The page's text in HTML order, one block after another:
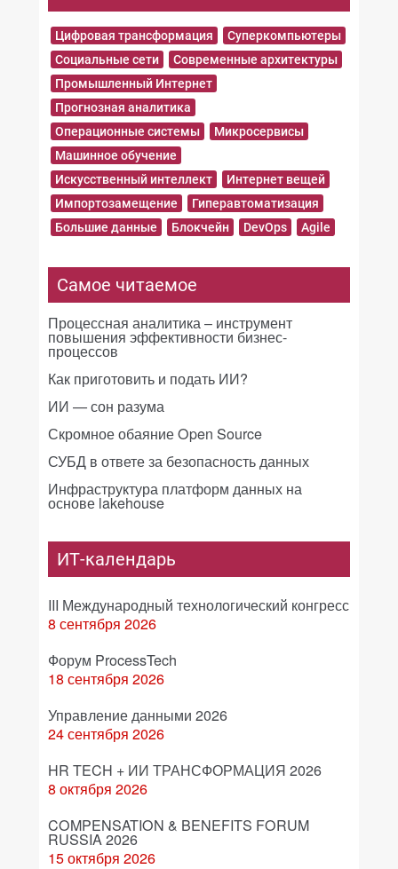
Цифровая трансформация
Суперкомпьютеры
Социальные сети
Современные архитектуры
Промышленный Интернет
Прогнозная аналитика
Операционные системы
Микросервисы
Машинное обучение
Искусственный интеллект
Интернет вещей
Импортозамещение
Гиперавтоматизация
Большие данные
Блокчейн DevOps Agile
Самое читаемое
Процессная аналитика – инструмент
повышения эффективности бизнес-
процессов
Как приготовить и подать ИИ?
ИИ — сон разума
Скромное обаяние Open Source
СУБД в ответе за безопасность данных
Инфраструктура платформ данных на
основе lakehouse
ИТ-календарь
III Международный технологический конгресс
8 сентября 2026
Форум ProcessTech
18 сентября 2026
Управление данными 2026
24 сентября 2026
HR TECH + ИИ ТРАНСФОРМАЦИЯ 2026
8 октября 2026
COMPENSATION & BENEFITS FORUM
RUSSIA 2026
15 октября 2026